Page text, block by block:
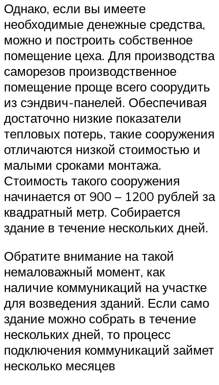
Однако, если вы имеете
необходимые денежные средства,
можно и построить собственное
помещение цеха. Для производства
саморезов производственное
помещение проще всего соорудить
из сэндвич-панелей. Обеспечивая
достаточно низкие показатели
тепловых потерь, такие сооружения
отличаются низкой стоимостью и
малыми сроками монтажа.
Стоимость такого сооружения
начинается от 900 – 1200 рублей за
квадратный метр. Собирается
здание в течение нескольких дней.
Обратите внимание на такой
немаловажный момент, как
наличие коммуникаций на участке
для возведения зданий. Если само
здание можно собрать в течение
нескольких дней, то процесс
подключения коммуникаций займет
несколько месяцев